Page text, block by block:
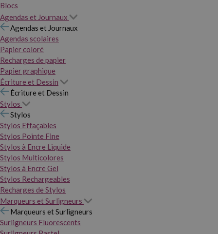
Blocs
Agendas et Journaux
Agendas et Journaux
Agendas scolaires
Papier coloré
Recharges de papier
Papier graphique
Écriture et Dessin
Écriture et Dessin
Stylos
Stylos
Stylos Effaçables
Stylos Pointe Fine
Stylos à Encre Liquide
Stylos Multicolores
Stylos à Encre Gel
Stylos Rechargeables
Recharges de Stylos
Marqueurs et Surligneurs
Marqueurs et Surligneurs
Surligneurs Fluorescents